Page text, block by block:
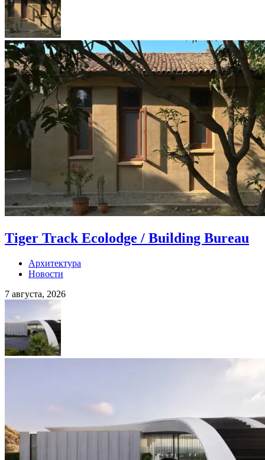
Tiger Track Ecolodge / Building Bureau
Архитектура
Новости
7 августа, 2026